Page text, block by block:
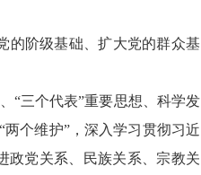
阶级基础、扩大党的群众基
三个代表”重要思想、科学发
个维护”，深入学习贯彻习近
政党关系、民族关系、宗教关